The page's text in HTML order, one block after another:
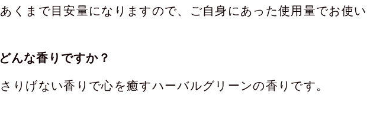
あくまで目安量になりますので、ご自身にあった使用量でお使
どんな香りですか？
さりげない香りで心を癒すハーバルグリーンの香りです。